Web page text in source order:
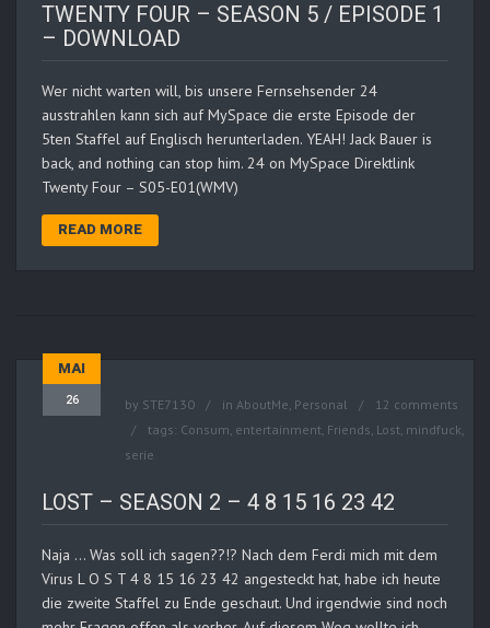
TWENTY FOUR – SEASON 5 / EPISODE 1
– DOWNLOAD
Wer nicht warten will, bis unsere Fernsehsender 24
ausstrahlen kann sich auf MySpace die erste Episode der
5ten Staffel auf Englisch herunterladen. YEAH! Jack Bauer is
back, and nothing can stop him. 24 on MySpace Direktlink
Twenty Four – S05-E01(WMV)
READ MORE
MAI
26 by STE7130 in AboutMe, Personal
12 comments
tags: Consum, entertainment, Friends, Lost, mindfuck,
serie
LOST – SEASON 2 – 4 8 15 16 23 42
Naja … Was soll ich sagen??!? Nach dem Ferdi mich mit dem
Virus L O S T 4 8 15 16 23 42 angesteckt hat, habe ich heute
die zweite Staffel zu Ende geschaut. Und irgendwie sind noch